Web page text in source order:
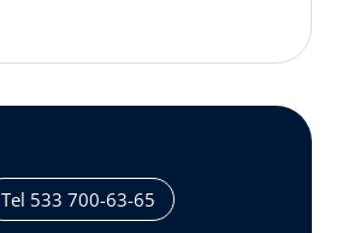
Tel 533 700-63-65